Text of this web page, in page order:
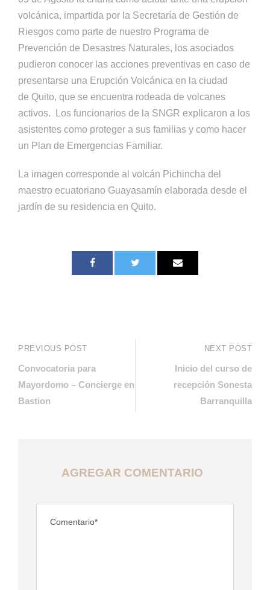
volcánica, impartida por la Secretaría de Gestión de
Riesgos como parte de nuestro Programa de
Prevención de Desastres Naturales, los asociados
pudieron conocer las acciones preventivas en caso de
presentarse una Erupción Volcánica en la ciudad
de Quito, que se encuentra rodeada de volcanes
activos. Los funcionarios de la SNGR explicaron a los
asistentes como proteger a sus familias y como hacer
un Plan de Emergencias Familiar.
La imagen corresponde al volcán Pichincha del
maestro ecuatoriano Guayasamín elaborada desde el
jardín de su residencia en Quito.
PREVIOUS POST
Convocatoria para
Mayordomo – Concierge en
Bastion
NEXT POST
Inicio del curso de
recepción Sonesta
Barranquilla
AGREGAR COMENTARIO